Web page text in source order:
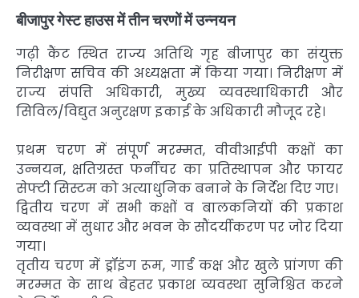
बीजापुर गेस्ट हाउसमें तीन चरणों में उन्नयन
गढ़ी कैंट स्थित राज्य अतिथि गृह बीजापुर का संयुक्त
निरीक्षण सचिव की अध्यक्षता में किया गया। निरीक्षण में
राज्य संपत्ति अधिकारी, मुख्य व्यवस्थाधिकारी और
सिविल/विद्युत अनुरक्षण इकाई के अधिकारी मौजूद रहे।
प्रथम चरण में संपूर्ण मरम्मत, वीवीआईपी कक्षों का
उन्नयन, क्षतिग्रस्त फर्नीचर का प्रतिस्थापन और फायर
सेफ्टी सिस्टम को अत्याधुनिक बनाने के निर्देश दिए गए।
द्वितीय चरण में सभी कक्षों व बालकनियों की प्रकाश
व्यवस्था में सुधार और भवन के सौंदर्यीकरण पर जोर दिया
गया।
तृतीय चरण में ड्रॉइंग रूम, गार्ड कक्ष और खुले प्रांगण की
मरम्मत के साथ बेहतर प्रकाश व्यवस्था सुनिश्चित करने